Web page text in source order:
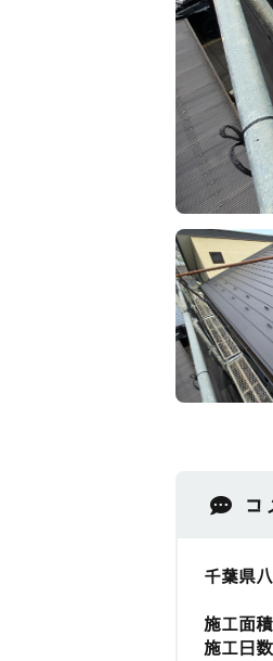
コ
千葉県
施工面
施工日